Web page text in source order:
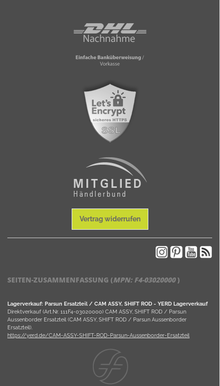
Vertrag widerrufen
SEITEN-ZUSAMMENFASSUNG (MPN: F4-03020000)
Lagerverkauf: Parsun Ersatzteil / CAM ASSY, SHIFT ROD - YERD Lagerverkauf
Direktverkauf (Art.Nr. 111F4-03020000) CAM ASSY, SHIFT ROD / Parsun
Aussenborder Ersatzteil (CAM ASSY, SHIFT ROD / Parsun Aussenborder
Ersatzteil).
https://yerd.de/CAM-ASSY-SHIFT-ROD-Parsun-Aussenborder-Ersatzteil